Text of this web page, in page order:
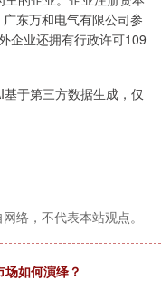
东万和电气有限公司参
企业还拥有行政许可109
于第三方数据生成，仅
络，不代表本站观点。
如何演绎？